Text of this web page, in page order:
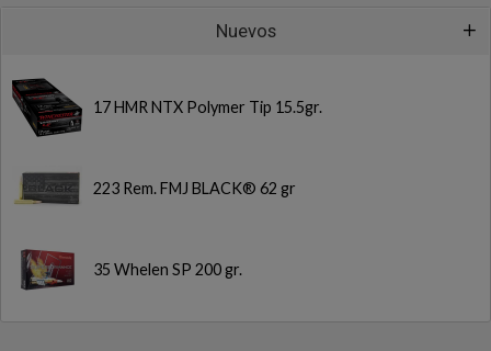
Nuevos
17 HMR NTX Polymer Tip 15.5gr.
223 Rem. FMJ BLACK® 62 gr
35 Whelen SP 200 gr.